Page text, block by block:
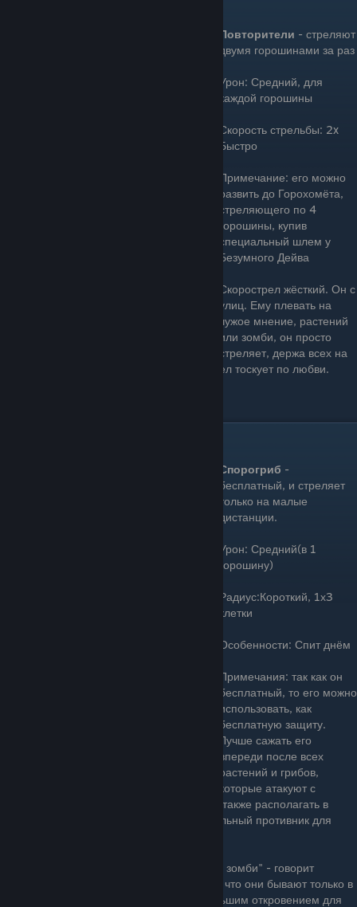
Повторители - стреляют
двумя горошинами за раз
Урон: Средний, для
каждой горошины
Скорость стрельбы: 2x
Быстро
Примечание: его можно
развить до Горохомёта,
стреляющего по 4
горошины, купив
специальный шлем у
Безумного Дейва
Скорострел жёсткий. Он с
улиц. Ему плевать на
чужое мнение, растений
или зомби, он просто
стреляет, держа всех на
расстоянии. Но, всё же, в тайне Скорострел тоскует по любви.
Спорогриб -
бесплатный, и стреляет
только на малые
дистанции.
Урон: Средний(в 1
горошину)
Радиус:Короткий, 1х3
клетки
Особенности: Спит днём
Примечания: так как он
бесплатный, то его можно
использовать, как
бесплатную защиту.
Лучше сажать его
впереди после всех
растений и грибов,
которые атакуют с
дальней дистанции, чтобы защитить их, а также располагать в
большом количестве если надвигается сильный противник для
"Я только недавно узнал о существовании зомби" - говорит
Спорогриб. "Как и многие грибы, я думал, что они бывают только в
сказках и в ужастиках. Этот опыт стал большим откровением для